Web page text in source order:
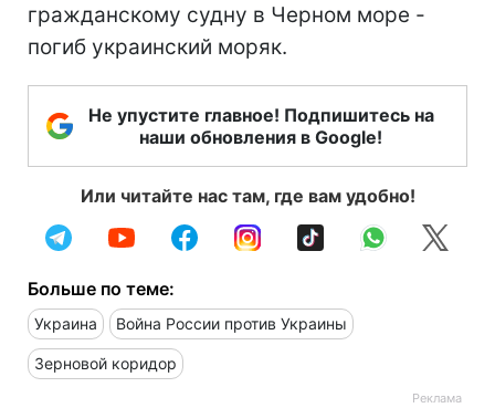
гражданскому судну в Черном море -
погиб украинский моряк.
Не упустите главное! Подпишитесь на
наши обновления в Google!
Или читайте нас там, где вам удобно!
Больше по теме:
Украина Война России против Украины
Зерновой коридор